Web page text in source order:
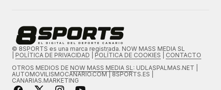
© 8SPORTS es una marca registrada. NOW MASS MEDIA SL
POLÍTICA DE PRIVACIDAD POLÍTICA DE COOKIES
CONTACTO
OTROS MEDIOS DE NOW MASS MEDIA SL: UDLASPALMAS.NET |
AUTOMOVILISMOCANARIO.COM | 8SPORTS.ES |
CANARIAS.MARKETING